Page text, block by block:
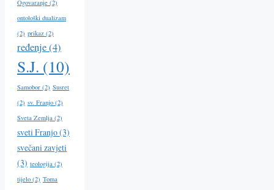
Ogovaranje (2)
ontološki dualizam
(2) prikaz (2)
ređenje(4)
S.J. (10)
Samobor (2) Susret
(2) sv. Franjo (2)
Sveta Zemlja (2)
sveti Franjo(3)
svečani zavjeti
(3) teologija (2)
tijelo (2) Toma